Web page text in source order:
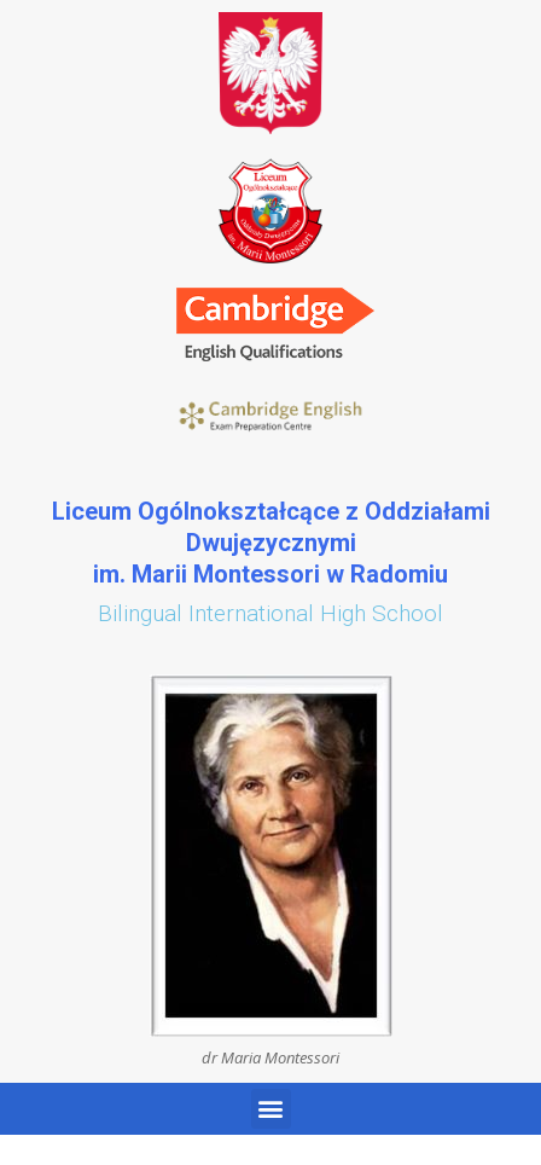
Liceum Ogólnokształcące z Oddziałami
Dwujęzycznymi
im. Marii Montessori w Radomiu
Bilingual International High School
dr Maria Montessori